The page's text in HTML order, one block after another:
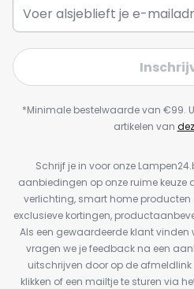
*Minimale bestelwaarde van €99.
artikelen van
Schrijf je in voor onze
aanbiedingen op onze ruime keuze
verlichting, smart home producten
exclusieve kortingen,
Als een gewaardeerde klant
vragen we je feedback na een
uitschrijven door op de
klikken of een mailtje te sturen via